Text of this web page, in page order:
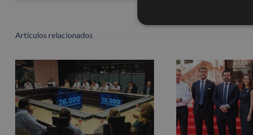
Artículos relacionados